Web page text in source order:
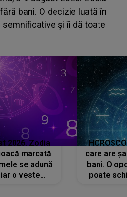
concurentul din Casa Iubirii
despre mama
eu nu te iubesc pentru
2026. Zodia
marcată
se adună
o veste
care are
bani. O
poate